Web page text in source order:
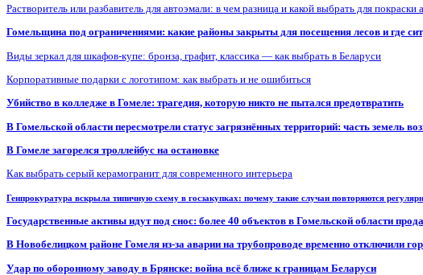
Растворитель или разбавитель для автоэмали: в чем разница и какой выбрать для покраски
Гомельщина под ограничениями: какие районы закрыты для посещения лесов и где
Виды зеркал для шкафов-купе: бронза, графит, классика — как выбрать в Беларуси
Корпоративные подарки с логотипом: как выбрать и не ошибиться
Убийство в колледже в Гомеле: трагедия, которую никто не пытался предотвратить
В Гомельской области пересмотрели статус загрязнённых территорий: часть земель
В Гомеле загорелся троллейбус на остановке
Как выбрать серый керамогранит для современного интерьера
Генпрокуратура вскрыла типичную схему в госзакупках: почему такие случаи повторяются
Государственные активы идут под снос: более 40 объектов в Гомельской области
В Новобелицком районе Гомеля из-за аварии на трубопроводе временно отключили
Удар по оборонному заводу в Брянске: война всё ближе к границам Беларуси